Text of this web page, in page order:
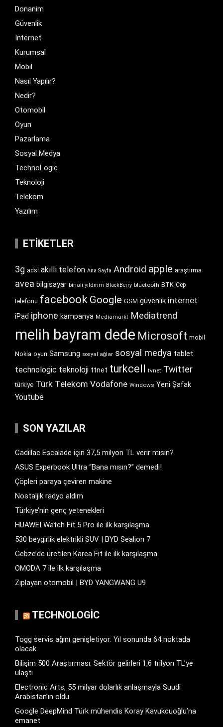
Donanim
Güvenlik
İnternet
Kurumsal
Mobil
Nasıl Yapılır?
Nedir?
Otomobil
Oyun
Pazarlama
Sosyal Medya
TechnoLogic
Teknoloji
Telekom
Yazılım
ETIKETLER
3g adsl akıllı telefon Ana Sayfa Android apple araştırma
avea bilgisayar binali yıldırım BlackBerry bluetooth BTK Cep
telefonu facebook Google GSM güvenlik internet
iPad iphone kampanya Mediamarkt Mediatrend
melih bayram dede Microsoft mobil
Nokia oyun Samsung sosyal ağlar sosyal medya tablet
technologic teknoloji ttnet turkcell tvnet Twitter
türkiye Türk Telekom Vodafone Windows Yeni Şafak
Youtube
SON YAZILAR
Cadillac Escalade için 37,5 milyon TL verir misin?
ASUS Experbook Ultra “Bana mısın?” demedi!
Çöpleri paraya çeviren makine
Nostaljik radyo aldım
Türkiye’nin genç yetenekleri
HUAWEI Watch Fit 5 Pro ile ilk karşılaşma
530 beygirlik elektrikli SUV | BYD Sealion 7
Gebze’de üretilen Karea Fit ile ilk karşılaşma
OMODA 7 ile ilk karşılaşma
Zıplayan otomobil | BYD YANGWANG U9
TECHNOLOGIC
Togg servis ağını genişletiyor: Yıl sonunda 64 noktada
olacak
Bilişim 500 Araştırması: Sektör gelirleri 1,6 trilyon TL’ye
ulaştı
Electronic Arts, 55 milyar dolarlık anlaşmayla Suudi
Arabistan’ın oldu
Google DeepMind Türk mühendis Koray Kavukcuoğlu’na
emanet